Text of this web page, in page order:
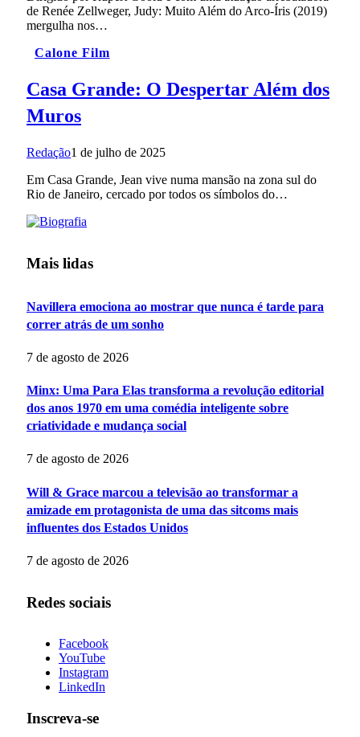
de Renée Zellweger, Judy: Muito Além do Arco‑Íris (2019)
mergulha nos…
Calone Film
Casa Grande: O Despertar Além dos
Muros
Redação1 de julho de 2025
Em Casa Grande, Jean vive numa mansão na zona sul do
Rio de Janeiro, cercado por todos os símbolos do…
Mais lidas
Navillera emociona ao mostrar que nunca é tarde para
correr atrás de um sonho
7 de agosto de 2026
Minx: Uma Para Elas transforma a revolução editorial
dos anos 1970 em uma comédia inteligente sobre
criatividade e mudança social
7 de agosto de 2026
Will & Grace marcou a televisão ao transformar a
amizade em protagonista de uma das sitcoms mais
influentes dos Estados Unidos
7 de agosto de 2026
Redes sociais
Facebook
YouTube
Instagram
LinkedIn
Inscreva-se